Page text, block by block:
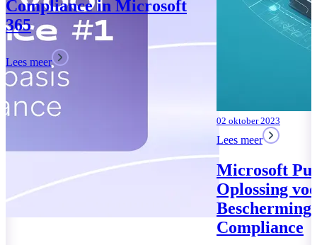
Microsoft Purview: Uw
Oplossing voor Data